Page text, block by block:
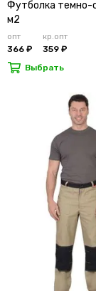
Футболка темно-
м2
опт
366 ₽
кр.опт
359 ₽
Выбрать